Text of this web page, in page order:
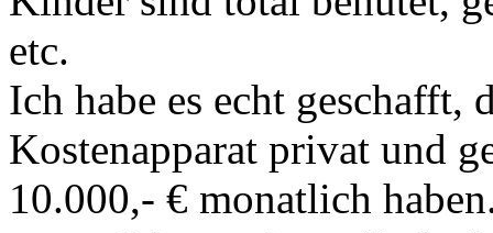
etc.
Ich habe es echt geschafft,
Kostenapparat privat und
10.000,- € monatlich